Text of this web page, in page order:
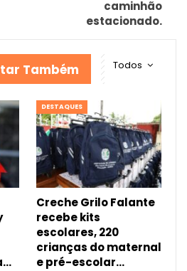
caminhão
estacionado.
Todos
Também
DESTAQUES
Creche Grilo Falante
recebe kits
escolares, 220
crianças do maternal
e pré-escolar…